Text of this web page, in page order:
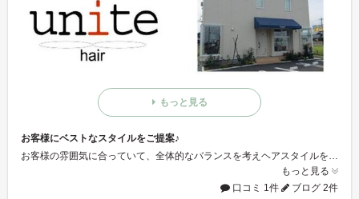
もっと見る
お客様にベストなスタイルをご提案♪
お客様の雰囲気に合っていて、全体的なバランスを考えヘアスタイルをご提案！！ 理想的なヘアスタイルに近づけるよう顔の部分・骨格・髪質を考慮しデザインしていきます♪
もっと見る
口コミ 1件
ブログ 2件